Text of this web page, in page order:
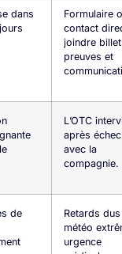
dans
Formulaire
contact
joindre
preuves et
L’OTC
après échec
avec la
compagnie.
de
Retards
météo
urgence